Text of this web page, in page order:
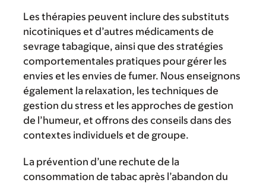
Les thérapies peuvent inclure des substituts
nicotiniques et d’autres médicaments de
sevrage tabagique, ainsi que des stratégies
comportementales pratiques pour gérer les
envies et les envies de fumer. Nous enseignons
également la relaxation, les techniques de
gestion du stress et les approches de gestion
de l’humeur, et offrons des conseils dans des
contextes individuels et de groupe.
La prévention d’une rechute de la
consommation de tabac après l’abandon du